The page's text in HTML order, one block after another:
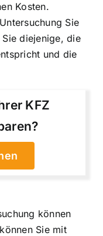
Kosten.
Sie
diejenige, die
und die
KFZ
können
Sie mit